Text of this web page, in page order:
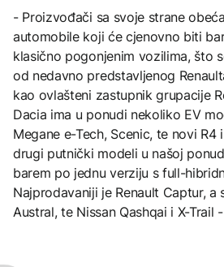
- Proizvođači sa svoje strane
automobile koji će cjenovno biti
klasično pogonjenim vozilima, što
od nedavno predstavljenog
kao ovlašteni zastupnik grupacije
Dacia ima u ponudi nekoliko EV
Megane e-Tech, Scenic, te novi R4
drugi putnički modeli u našoj
barem po jednu verziju s full-
Najprodavaniji je Renault Captur, a
Austral, te Nissan Qashqai i X-Trail